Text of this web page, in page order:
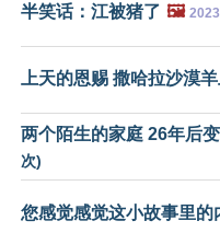
半笑话：江被猪了 🖼️
上天的恩赐 撒哈拉沙漠
两个陌生的家庭 26年后
次)
您感觉感觉这小故事里的